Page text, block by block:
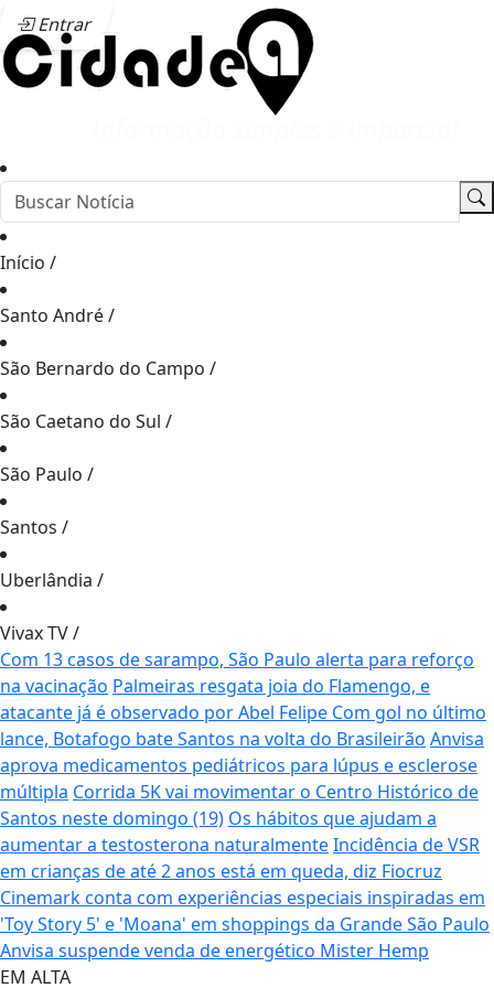
Entrar
Início /
Santo André/
São Bernardo do Campo /
São Caetano do Sul /
São Paulo /
Santos /
Uberlândia /
Vivax TV/
Com 13 casos de sarampo, São Paulo alerta para reforço
na vacinação Palmeiras resgata joia do Flamengo, e
atacante já é observado por Abel Felipe Com gol no último
lance, Botafogo bate Santos na volta do Brasileirão Anvisa
aprova medicamentos pediátricos para lúpus e esclerose
múltipla Corrida 5K vai movimentar o Centro Histórico de
Santos neste domingo (19) Os hábitos que ajudam a
aumentar a testosterona naturalmenteIncidência de VSR
em crianças de até 2 anos está em queda, diz Fiocruz
Cinemark conta com experiências especiais inspiradas em
'Toy Story 5' e 'Moana' em shoppings da Grande São Paulo
Anvisa suspende venda de energético Mister Hemp
EM ALTA